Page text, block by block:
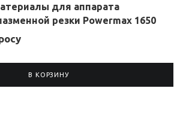
для аппарата
резки Powermax 1650
осу
В КОРЗИНУ